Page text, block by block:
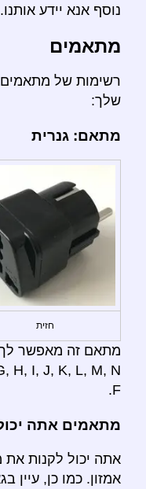
נוסף אנא יידע אותנו.
מתאמים
רשימות של
שלך:
מתאם: גנרית
חזית
F.
מתאמים אתה
אתה יכול לקנות
אמזון. כמו כן, עיין